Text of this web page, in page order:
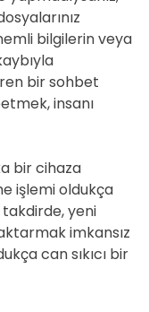
bilgilerin veya
bir sohbet
insanı
bir cihaza
işlemi oldukça
takdirde, yeni
imkansız
can sıkıcı bir